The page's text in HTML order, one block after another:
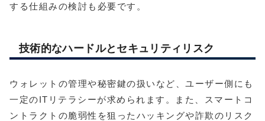
する仕組みの検討も必要です。
技術的なハードルとセキュリティリスク
ウォレットの管理や秘密鍵の扱いなど、ユーザー側にも
一定のITリテラシーが求められます。また、スマートコ
ントラクトの脆弱性を狙ったハッキングや詐欺のリスク